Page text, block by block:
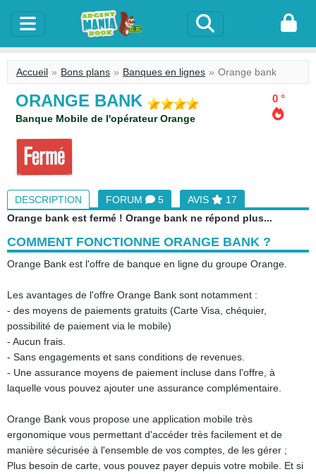
Accueil Bons plans Banques en lignes Orange bank
ORANGE BANK 0 °
Banque Mobile de l'opérateur Orange
DESCRIPTION FORUM 5 AVIS
17
Orange bank est fermé ! Orange bank ne répond plus...
COMMENT FONCTIONNE ORANGE BANK ?
Orange Bank est l'offre de banque en ligne du groupe Orange.
Les avantages de l'offre Orange Bank sont notamment :
- des moyens de paiements gratuits (Carte Visa, chéquier,
possibilité de paiement via le mobile)
- Aucun frais.
- Sans engagements et sans conditions de revenues.
- Une assurance moyens de paiement incluse dans l'offre, à
laquelle vous pouvez ajouter une assurance complémentaire.
Orange Bank vous propose une application mobile très
ergonomique vous permettant d'accéder très facilement et de
manière sécurisée à l'ensemble de vos comptes, de les gérer ;
Plus besoin de carte, vous pouvez payer depuis votre mobile. Et si